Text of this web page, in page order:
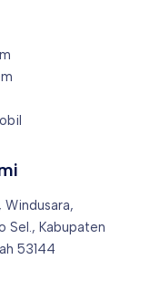
Windusara,
Sel., Kabupaten
53144